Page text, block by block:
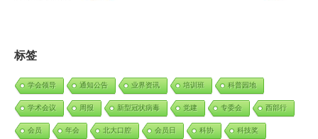
标签
学会领导 通知公告 业界资讯 培训班 科普园地
学术会议 周报 新型冠状病毒 党建 专委会 西部行
会员 年会 北大口腔 会员日 科协 科技奖